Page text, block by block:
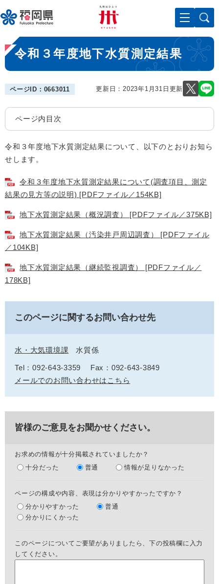
ー
ジ
先
頭
で
メニューを飛ばして本文へ
本
文
令和３年度地下水質測定結果
ページID：0663011 更新日：2023年1月31日更新
ページ内目次
令和３年度地下水質測定結果について、以下のとおりお知ら
せします。
令和３年度地下水質測定結果について(調査項目、測定
結果の見方等の説明) [PDFファイル／154KB]
地下水質測定結果（概況調査） [PDFファイル／375KB]
地下水質測定結果（汚染井戸周辺調査） [PDFファイル
／104KB]
地下水質測定結果（継続監視調査） [PDFファイル／
178KB]
このページに関するお問い合わせ先
水・大気環境課 水質係
Tel：092-643-3359
Fax：092-643-3849
メールでのお問い合わせはこちら
皆様のご意見をお聞かせください。
お求めの情報が十分掲載されていましたか？
十分だった
普通 情報が足りなかった
ページの構成や内容、表現は分かりやすかったですか？
分かりやすかった
普通
分かりにくかった
このページについてご要望がありましたら、下の投稿欄に入力
してください。